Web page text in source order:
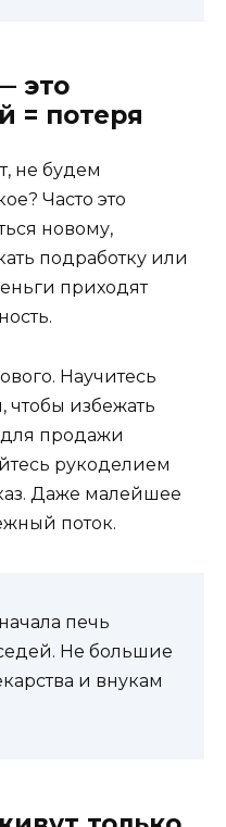
это
= потеря
не будем
Часто это
новому,
подработку или
приходят
Научитесь
чтобы избежать
продажи
рукоделием
Даже малейшее
поток.
печь
Не большие
и внукам